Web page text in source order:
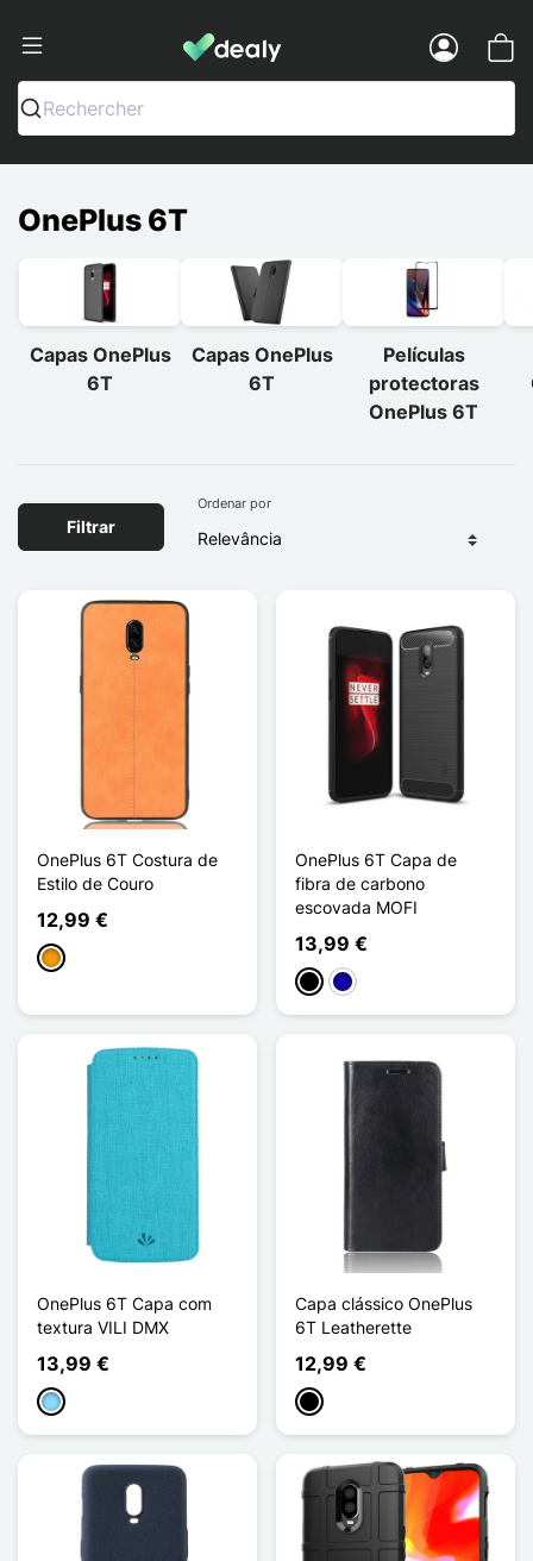
Dealy - Capas e acessórios para
Rechercher
OnePlus 6T
Capas OnePlus
6T
Capas OnePlus
6T
Películas
protectoras
OnePlus 6T
Filtrar
Ordenar por
OnePlus 6T Costura de
Estilo de Couro
12,99 €
Laranja
OnePlus 6T Capa de
fibra de carbono
escovada MOFI
13,99 €
PretoAzul Escuro
OnePlus 6T Capa com
textura VILI DMX
13,99 €
Azul Claro
Capa clássico OnePlus
6T Leatherette
12,99 €
Preto